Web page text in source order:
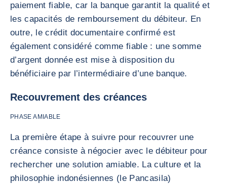
paiement fiable, car la banque garantit la qualité et
les capacités de remboursement du débiteur. En
outre, le crédit documentaire confirmé est
également considéré comme fiable : une somme
d’argent donnée est mise à disposition du
bénéficiaire par l’intermédiaire d’une banque.
Recouvrement des créances
PHASE AMIABLE
La première étape à suivre pour recouvrer une
créance consiste à négocier avec le débiteur pour
rechercher une solution amiable. La culture et la
philosophie indonésiennes (le Pancasila)